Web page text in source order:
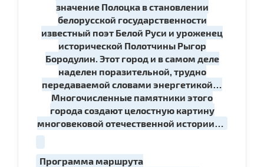
значение Полоцка в становлении
белорусской государственности
известный поэт Белой Руси и уроженец
исторической Полотчины Рыгор
Бородулин. Этот город и в самом деле
наделен поразительной, трудно
передаваемой словами энергетикой…
Многочисленные памятники этого
города создают целостную картину
многовековой отечественной истории…
Программа маршрута